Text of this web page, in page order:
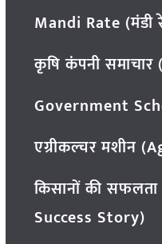
Mandi Rate (मंडी
कृषि कंपनी
Government
एग्रीकल्चर मशीन
किसानों की
Success Story)